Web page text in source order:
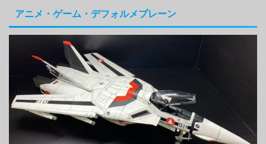
アニメ・ゲーム・デフォルメプレーン